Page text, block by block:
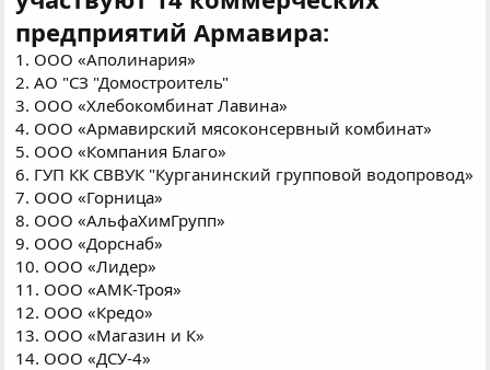
предприятий Армавира:
1. ООО «Аполинария»
2. АО "СЗ "Домостроитель"
3. ООО «Хлебокомбинат Лавина»
4. ООО «Армавирский мясоконсервный комбинат»
5. ООО «Компания Благо»
6. ГУП КК СВВУК "Курганинский групповой водопровод»
7. ООО «Горница»
8. ООО «АльфаХимГрупп»
9. ООО «Дорснаб»
10. ООО «Лидер»
11. ООО «АМК-Троя»
12. ООО «Кредо»
13. ООО «Магазин и К»
14. ООО «ДСУ-4»